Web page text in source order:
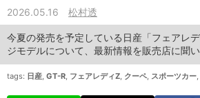
2026.05.16 松村透
今夏の発売を予定している日産「フェアレ
ジモデルについて、最新情報を販売店に聞い
tags: 日産, GT-R, フェアレディZ, クーペ, スポーツカー,